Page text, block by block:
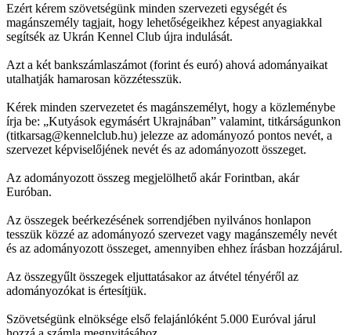
Ezért kérem szövetségünk minden szervezeti egységét és
magánszemély tagjait, hogy lehetőségeikhez képest anyagiakkal
segítsék az Ukrán Kennel Club újra indulását.
Azt a két bankszámlaszámot (forint és euró) ahová adományaikat
utalhatják hamarosan közzétesszük.
Kérek minden szervezetet és magánszemélyt, hogy a közleménybe
írja be: „Kutyások egymásért Ukrajnában” valamint, titkárságunkon
(titkarsag@kennelclub.hu) jelezze az adományozó pontos nevét, a
szervezet képviselőjének nevét és az adományozott összeget.
Az adományozott összeg megjelölhető akár Forintban, akár
Euróban.
Az összegek beérkezésének sorrendjében nyilvános honlapon
tesszük közzé az adományozó szervezet vagy magánszemély nevét
és az adományozott összeget, amennyiben ehhez írásban hozzájárul.
Az összegyűlt összegek eljuttatásakor az átvétel tényéről az
adományozókat is értesítjük.
Szövetségünk elnöksége első felajánlóként 5.000 Euróval járul